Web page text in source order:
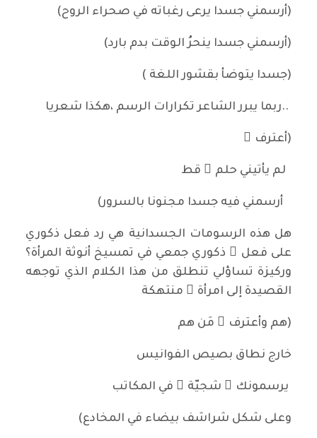
(أرسمني جسدا يرعى رغباته في صحراء الروح)
(أرسمني جسدا ينحرُ الوقت بدم بارد)
(جسدا يتوضأ بقشور اللغة )
..ربما يبرر الشاعر تكرارات الرسم ،هكذا شعريا
(أعترف ُ
لم يأتيني حلم ٌ قط
أرسمني فيه جسدا مجنونا بالسرور)
هل هذه الرسومات الجسدانية هي رد فعل ذكوري
على فعل ٍ ذكوري جمعي في تمسيخ أنوثة المرأة؟
وركيزة تساؤلي تنطلق من هذا الكلام الذي توجهه
القصيدة إلى امرأة ٍ منتهكة
(هم وأعترف ُ مَن هم
خارج نطاق بصيص الفوانيس
يرسمونك ِ شجيّة ً في المكاتب
وعلى شكل شراشف بيضاء في المخادع)